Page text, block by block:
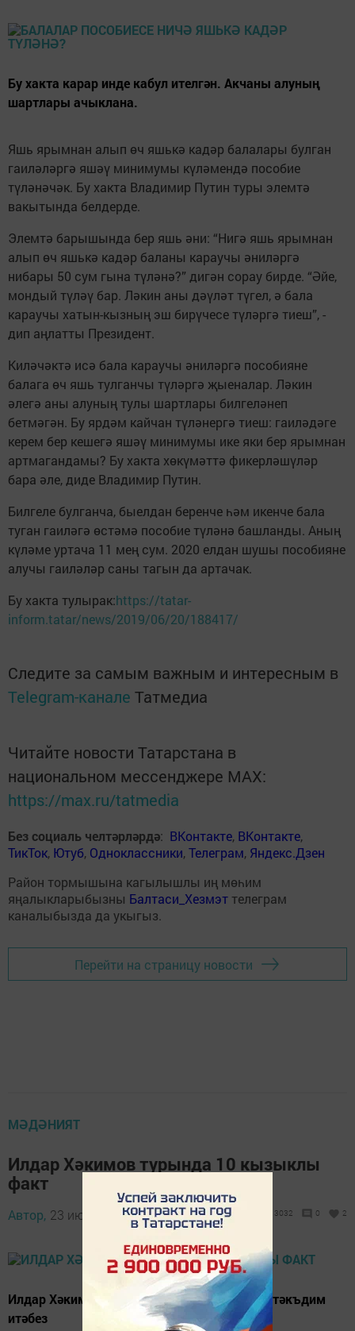
Бу хакта карар инде кабул ителгән. Акчаны алуның
шартлары ачыклана.
Яшь ярымнан алып өч яшькә кадәр балалары булган
гаиләләргә яшәү минимумы күләмендә пособие
түләнәчәк. Бу хакта Владимир Путин туры элемтә
вакытында белдерде.
Элемтә барышында бер яшь әни: “Нигә яшь ярымнан
алып өч яшькә кадәр баланы караучы әниләргә
нибары 50 сум гына түләнә?” дигән сорау бирде. “Әйе,
мондый түләү бар. Ләкин аны дәүләт түгел, ә бала
караучы хатын-кызның эш бирүчесе түләргә тиеш”, -
дип аңлатты Президент.
Киләчәктә исә бала караучы әниләргә пособияне
балага өч яшь тулганчы түләргә җыеналар. Ләкин
әлегә аны алуның тулы шартлары билгеләнеп
бетмәгән. Бу ярдәм кайчан түләнергә тиеш: гаиләдәге
керем бер кешегә яшәү минимумы ике яки бер ярымнан
артмагандамы? Бу хакта хөкүмәттә фикерләшүләр
бара әле, диде Владимир Путин.
Билгеле булганча, быелдан беренче һәм икенче бала
туган гаиләгә өстәмә пособие түләнә башланды. Аның
күләме уртача 11 мең сум. 2020 елдан шушы пособияне
алучы гаиләләр саны тагын да артачак.
Бу хакта тулырак:https://tatar-
inform.tatar/news/2019/06/20/188417/
Следите за самым важным и интересным в
Telegram-канале Татмедиа
Читайте новости Татарстана в
национальном мессенджере MАХ:
https://max.ru/tatmedia
Без социаль челтәрләрдә: ВКонтакте, ВКонтакте,
ТикТок, Ютуб, Одноклассники,Телеграм, Яндекс.Дзен
Район тормышына кагылышлы иң мөһим
яңалыкларыбызны Балтаси_Хезмэт телеграм
каналыбызда да укыгыз.
Перейти на страницу новости
МӘДӘНИЯТ
Илдар Хәкимов турында 10 кызыклы
факт
Автор, 23 июнь 2019 - 15:41 3032 0 2
Илдар Хәкимов турында 10 кызыклы факт тәкъдим
итәбез